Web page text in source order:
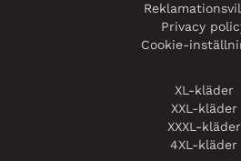
Privacy
Cookie-
XL-kläder
XXL-kläder
XXXL-kläder
4XL-kläder